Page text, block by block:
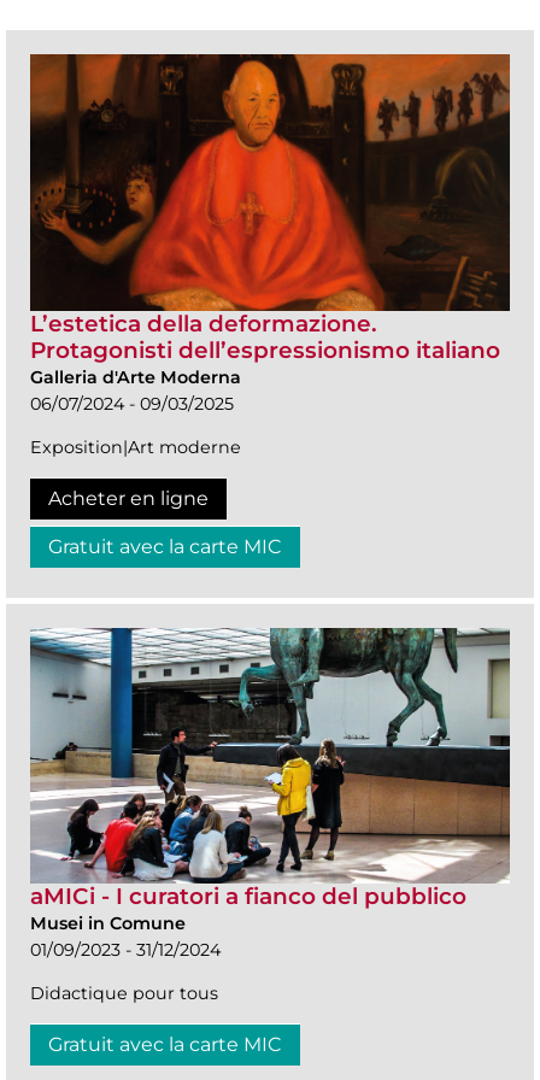
L’estetica della deformazione.
Protagonisti dell’espressionismo italiano
Galleria d'Arte Moderna
06/07/2024 - 09/03/2025
Exposition|Art moderne
Acheter en ligne
Gratuit avec la carte MIC
aMICi - I curatori a fianco del pubblico
Musei in Comune
01/09/2023 - 31/12/2024
Didactique pour tous
Gratuit avec la carte MIC